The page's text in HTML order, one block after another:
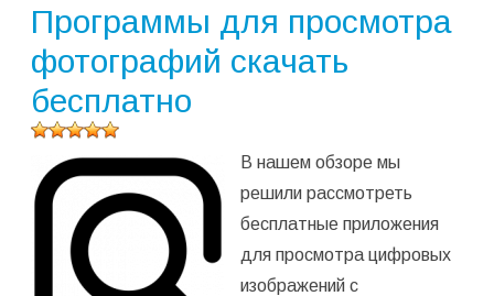
Программы для просмотра
фотографий скачать
бесплатно
программу
(1 035
оценок,
среднее:
4,99 из 5)
В нашем обзоре мы
решили рассмотреть
бесплатные приложения
для просмотра цифровых
изображений с